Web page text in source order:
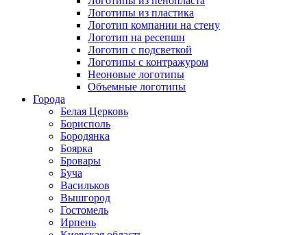
Логотипы из пластика
Логотип компании на стену
Логотип на ресепшн
Логотип с подсветкой
Логотипы с контражуром
Неоновые логотипы
Объемные логотипы
Города
Белая Церковь
Борисполь
Бородянка
Боярка
Бровары
Буча
Васильков
Вышгород
Гостомель
Ирпень